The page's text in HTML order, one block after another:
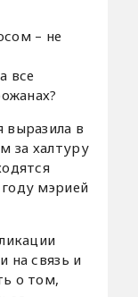
– не
все
выразила в
за халтуру
мэрией
на связь и
о том,